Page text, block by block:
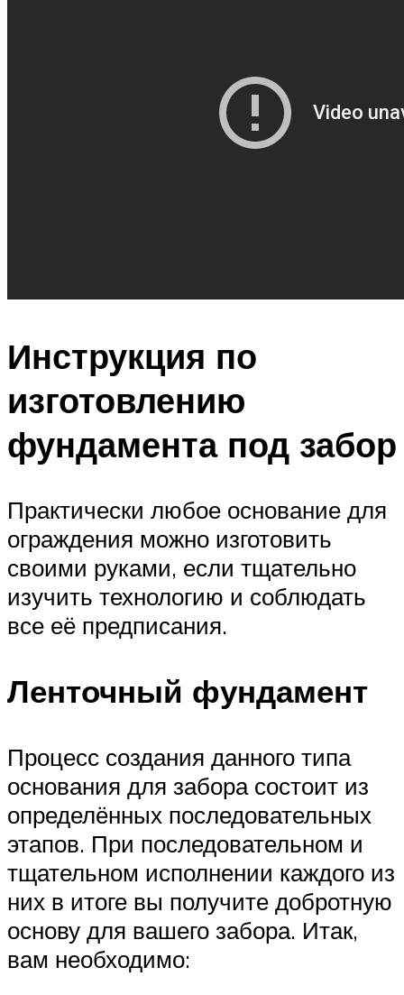
Инструкция по
изготовлению
фундамента под забор
Практически любое основание для
ограждения можно изготовить
своими руками, если тщательно
изучить технологию и соблюдать
все её предписания.
Ленточный фундамент
Процесс создания данного типа
основания для забора состоит из
определённых последовательных
этапов. При последовательном и
тщательном исполнении каждого из
них в итоге вы получите добротную
основу для вашего забора. Итак,
вам необходимо: